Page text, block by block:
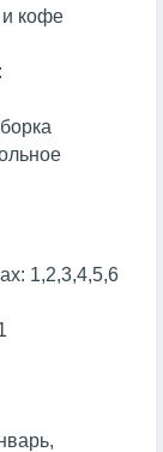
и кофе
1,2,3,4,5,6